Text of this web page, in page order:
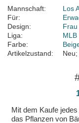
Mannschaft:
Los
Für:
Design:
Frau
Liga:
MLB
Farbe:
Artikelzustand:
Mit dem Kaufe
das Pflanzen von